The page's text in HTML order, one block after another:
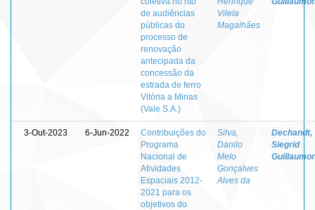
de audiências
públicas do
processo de
renovação
antecipada da
concessão da
estrada de ferro
Vitória a Minas
(Vale S.A.)
Vilela
Magalhães
3-Out-2023 6-Jun-2022
Contribuições do
Programa
Nacional de
Atividades
Espaciais 2012-
2021 para os
objetivos do
Silva,
Danilo
Melo
Gonçalves
Alves da
Dechandt,
Siegrid